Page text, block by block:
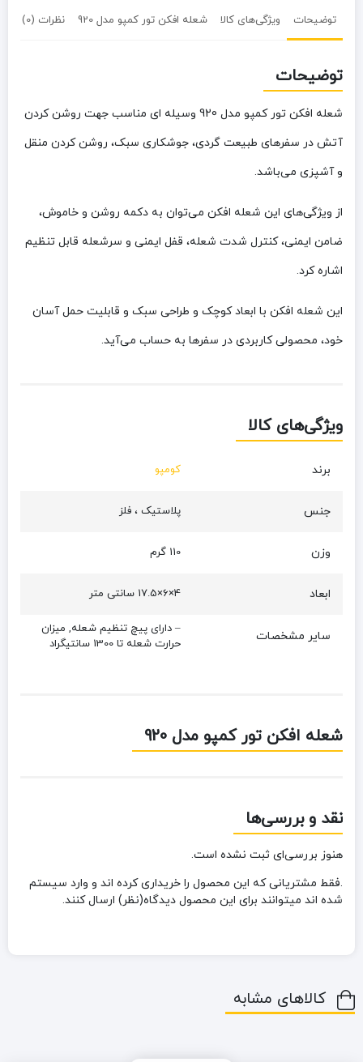
توضیحات ویژگی‌های کالا شعله افکن تور کمپو مدل 920 نظرات (0)
توضیحات
شعله افکن تور کمپو مدل 920 وسیله ای مناسب جهت روشن کردن
آتش در سفرهای طبیعت گردی، جوشکاری سبک، روشن کردن منقل
و آشپزی می‌باشد.
از ویژگی‌های این شعله افکن می‌توان به دکمه روشن و خاموش،
ضامن ایمنی، کنترل شدت شعله، قفل ایمنی و سرشعله قابل تنظیم
اشاره کرد.
این شعله افکن با ابعاد کوچک و طراحی سبک و قابلیت حمل آسان
خود، محصولی کاربردی در سفرها به حساب می‌آید.
ویژگی‌های کالا
برند کومپو
جنس پلاستیک ، فلز
وزن 110 گرم
ابعاد 4×6×17.5 سانتی متر
سایر مشخصات
– دارای پیچ تنظیم شعله, میزان
حرارت شعله تا 1300 سانتیگراد
شعله افکن تور کمپو مدل 920
نقد و بررسی‌ها
هنوز بررسی‌ای ثبت نشده است.
.فقط مشتریانی که این محصول را خریداری کرده اند و وارد سیستم
شده اند میتوانند برای این محصول دیدگاه(نظر) ارسال کنند.
کالاهای مشابه